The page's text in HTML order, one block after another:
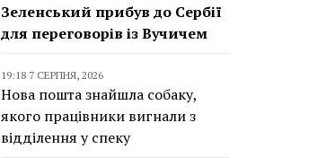
Зеленський прибув до Сербії
для переговорів із Вучичем
19:18 7 СЕРПНЯ, 2026
Нова пошта знайшла собаку,
якого працівники вигнали з
відділення у спеку